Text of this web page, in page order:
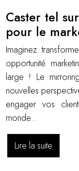
Caster tel
pour le
Imaginez
opportunité
large ! Le
nouvelles
engager vos
monde…
Lire la suite